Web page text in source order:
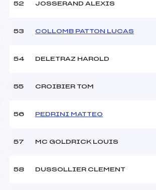
52 JOSSERAND ALEXIS
53 COLLOMB PATTON LUCAS
54 DELETRAZ HAROLD
55 CROIBIER TOM
56 PEDRINI MATTEO
57 MC GOLDRICK LOUIS
58 DUSSOLLIER CLEMENT